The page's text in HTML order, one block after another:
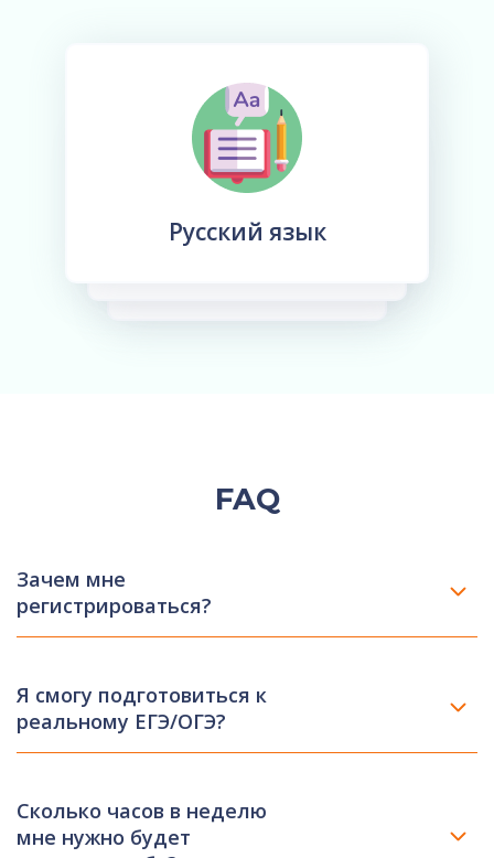
Русский язык
FAQ
Зачем мне
регистрироваться?
Я смогу подготовиться к
реальному ЕГЭ/ОГЭ?
Сколько часов в неделю
мне нужно будет